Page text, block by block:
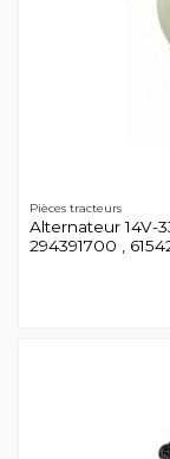
Pièces tracteurs
Alternateur 14V-
294391700 ,